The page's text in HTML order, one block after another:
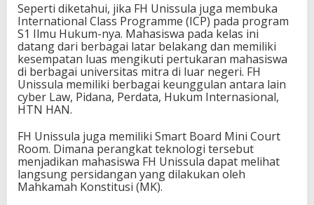
Seperti diketahui, jika FH Unissula juga membuka
International Class Programme (ICP) pada program
S1 Ilmu Hukum-nya. Mahasiswa pada kelas ini
datang dari berbagai latar belakang dan memiliki
kesempatan luas mengikuti pertukaran mahasiswa
di berbagai universitas mitra di luar negeri. FH
Unissula memiliki berbagai keunggulan antara lain
cyber Law, Pidana, Perdata, Hukum Internasional,
HTN HAN.
FH Unissula juga memiliki Smart Board Mini Court
Room. Dimana perangkat teknologi tersebut
menjadikan mahasiswa FH Unissula dapat melihat
langsung persidangan yang dilakukan oleh
Mahkamah Konstitusi (MK).